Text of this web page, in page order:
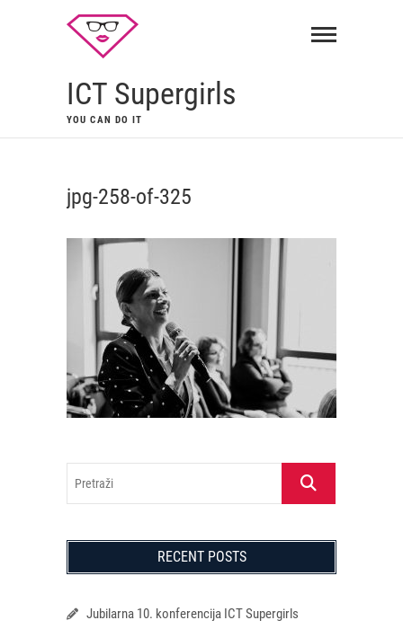
ICT Supergirls
YOU CAN DO IT
jpg-258-of-325
Pretraži
RECENT POSTS
Jubilarna 10. konferencija ICT Supergirls